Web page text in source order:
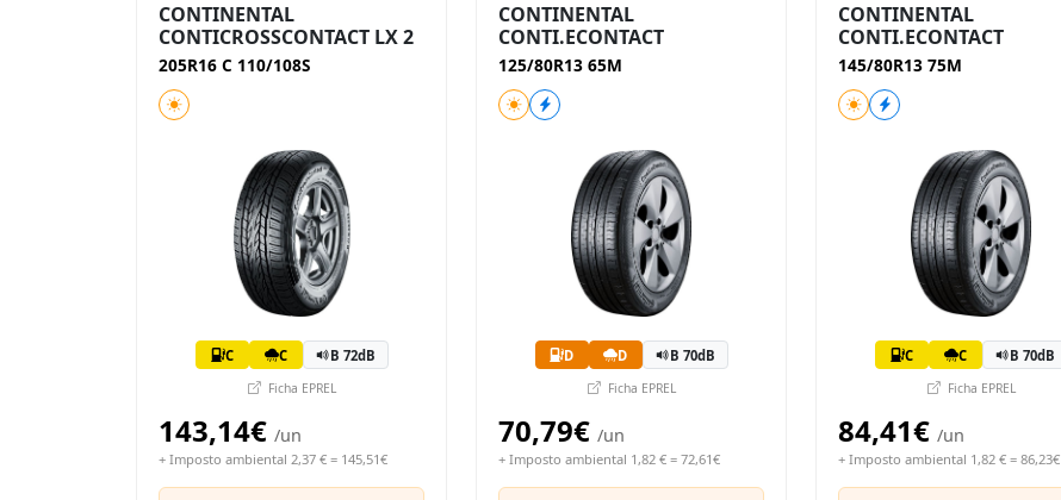
CONTINENTAL
CONTICROSSCONTACT LX 2
205R16 C 110/108S
C C B 72dB
Ficha EPREL
143,14€ /un
+ Imposto ambiental 2,37 € = 145,51€
CONTINENTAL
CONTI.ECONTACT
125/80R13 65M
D D B 70dB
Ficha EPREL
70,79€ /un
+ Imposto ambiental 1,82 € = 72,61€
CONTINENTAL
CONTI.ECONTACT
145/80R13 75M
C C B 70dB
Ficha EPREL
84,41€ /un
+ Imposto ambiental 1,82 € = 86,23€